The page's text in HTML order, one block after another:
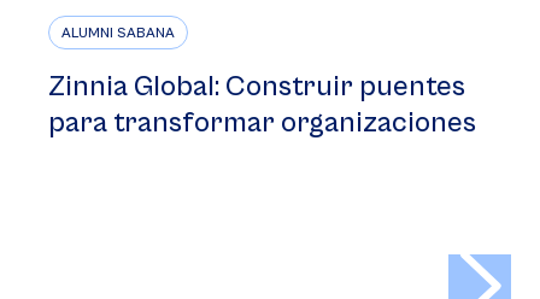
ALUMNI SABANA
Zinnia Global: Construir puentes
para transformar organizaciones